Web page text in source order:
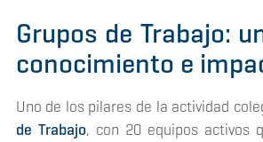
Grupos de Trabajo:
conocimiento e
Uno de los pilares de la actividad
de Trabajo, con 20 equipos activos